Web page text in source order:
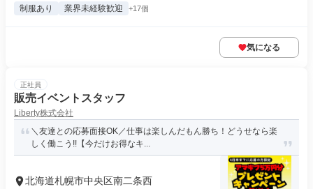
制服あり 業界未経験歓迎 +17個
気になる
正社員
販売イベントスタッフ
Liberty株式会社
＼友達との応募面接OK／仕事は楽しんだもん勝ち！どうせなら楽
しく働こう!!【今だけお得なキ...
北海道札幌市中央区南二条西